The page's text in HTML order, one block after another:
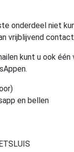
onderdeel niet
vrijblijvend
kunt u ook één
en bellen